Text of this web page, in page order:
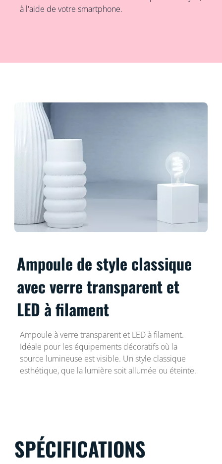
à l'aide de votre smartphone.
Ampoule de style classique
avec verre transparent et
LED à filament
Ampoule à verre transparent et LED à filament.
Idéale pour les équipements décoratifs où la
source lumineuse est visible. Un style classique
esthétique, que la lumière soit allumée ou éteinte.
SPÉCIFICATIONS